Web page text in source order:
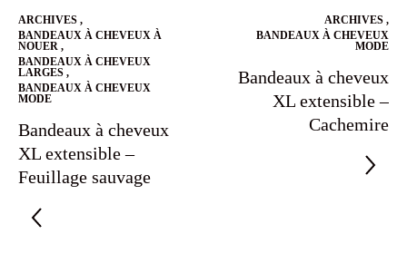
ARCHIVES ,
BANDEAUX À CHEVEUX À
NOUER ,
BANDEAUX À CHEVEUX
LARGES ,
BANDEAUX À CHEVEUX
MODE
Bandeaux à cheveux
XL extensible –
Feuillage sauvage
ARCHIVES ,
BANDEAUX À CHEVEUX
MODE
Bandeaux à cheveux
XL extensible –
Cachemire